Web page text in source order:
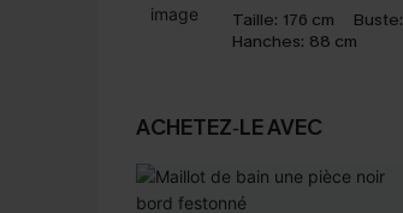
Taille: 176 cm Buste:
Hanches: 88 cm
ACHETEZ‑LE AVEC